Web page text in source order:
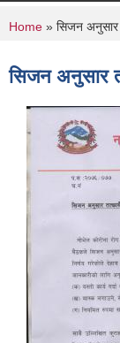
You are
Home » सिजन अनुसार
सिजन अनुसार